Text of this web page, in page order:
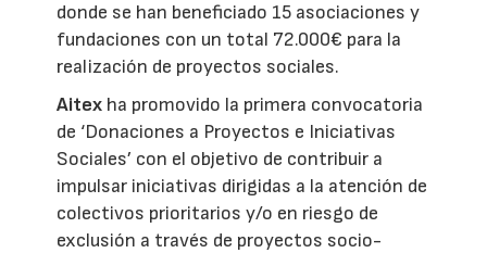
donde se han beneficiado 15 asociaciones y
fundaciones con un total 72.000€ para la
realización de proyectos sociales.
Aitex ha promovido la primera convocatoria
de ‘Donaciones a Proyectos e Iniciativas
Sociales’ con el objetivo de contribuir a
impulsar iniciativas dirigidas a la atención de
colectivos prioritarios y/o en riesgo de
exclusión a través de proyectos socio-